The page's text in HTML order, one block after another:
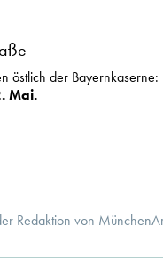
östlich der Bayernkaserne:
Mai.
Redaktion von